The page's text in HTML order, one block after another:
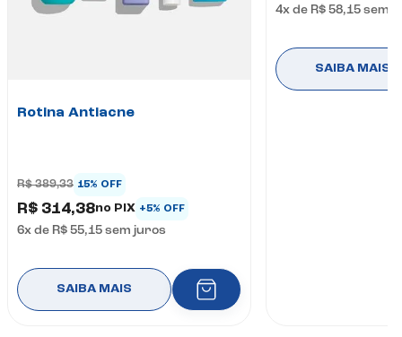
Rotina Antiacne
R$ 389,33 15% OFF
R$ 314,38no PIX +5% OFF
6x de R$ 55,15sem juros
SAIBA MAIS
4x de R$ 58,15sem
SAIBA MAIS